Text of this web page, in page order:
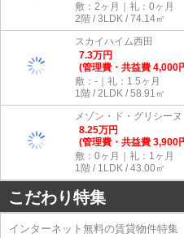
敷：2ヶ月｜礼：0ヶ月
2階 / 3LDK / 74.14㎡
スカイハイム西田
7.3万円
(管理費・共益費 4,000
敷：-｜礼：1.5ヶ月
1階 / 2LDK / 58.91㎡
メゾン・ド・グリシーヌ
8.25万円
(管理費・共益費 3,900
敷：0ヶ月｜礼：1ヶ月
1階 / 1LDK / 43.00㎡
こだわり特集
インターネット無料の賃貸物件特集